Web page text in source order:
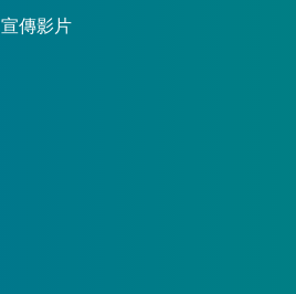
宣傳影片